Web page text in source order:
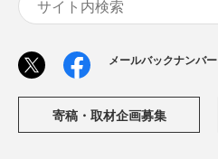
メールバックナンバー
寄稿・取材企画募集